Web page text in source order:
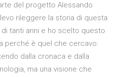
del progetto Alessando
rileggere la storia di questa
tanti anni e ho scelto questo
perché è quel che cercavo:
dalla cronaca e dalla
ma una visione che